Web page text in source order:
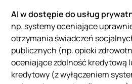
AI w dostępie do usług
np. systemy oceniające
otrzymania świadczeń
publicznych (np. opieki
oceniające zdolność kredytową
kredytowy (z wyłączeniem